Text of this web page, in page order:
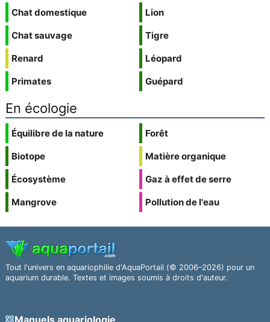
Chat domestique
Chat sauvage
Renard
Primates
Lion
Tigre
Léopard
Guépard
En écologie
Équilibre de la nature
Biotope
Écosystème
Mangrove
Forêt
Matière organique
Gaz à effet de serre
Pollution de l'eau
Tout l'univers en aquariophilie d'AquaPortail (© 2006–2026) pour un
aquarium durable. Textes et images soumis à droits d'auteur.
Manuels aquariologie